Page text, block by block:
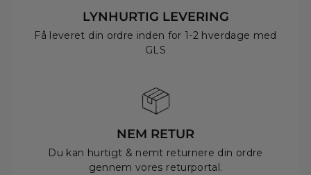
LYNHURTIG LEVERING
Få leveret din ordre inden for 1-2 hverdage med
GLS
NEM RETUR
Du kan hurtigt & nemt returnere din ordre
gennem vores returportal.